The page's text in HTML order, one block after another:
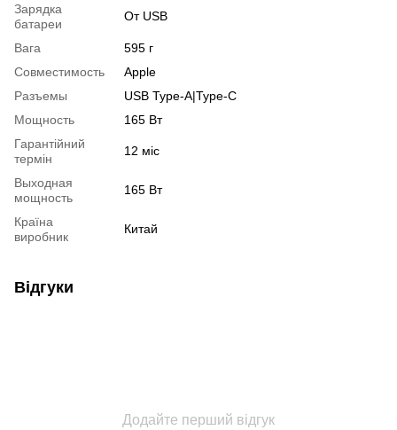
Зарядка
батареи
От USB
Вага
595 г
Совместимость
Apple
Разъемы
USB Type-A|Type-C
Мощность
165 Вт
Гарантійний
термін
12 міс
Выходная
мощность
165 Вт
Країна
виробник
Китай
Відгуки
Додайте перший відгук